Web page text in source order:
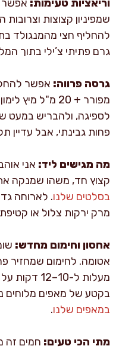
וריאציות טעימות:
שמפיניון קצוצות
גרם פתיתי צ’ילי בתוך
גרסה פרווה:
לספיגה, ולהבריש במעט
פחות גבינתי, אבל עדיין
מה מגישים ליד: אני
קצוץ חד, משהו שמנקה
בסלטים שלנו. לארוחה
מרק ירקות צלול או
אחסון וחימום מחדש:
מעלות ל-
בקטע של מאפים מלוחים
במאפים שלנו.
מתי הכי טעים: חמים זה